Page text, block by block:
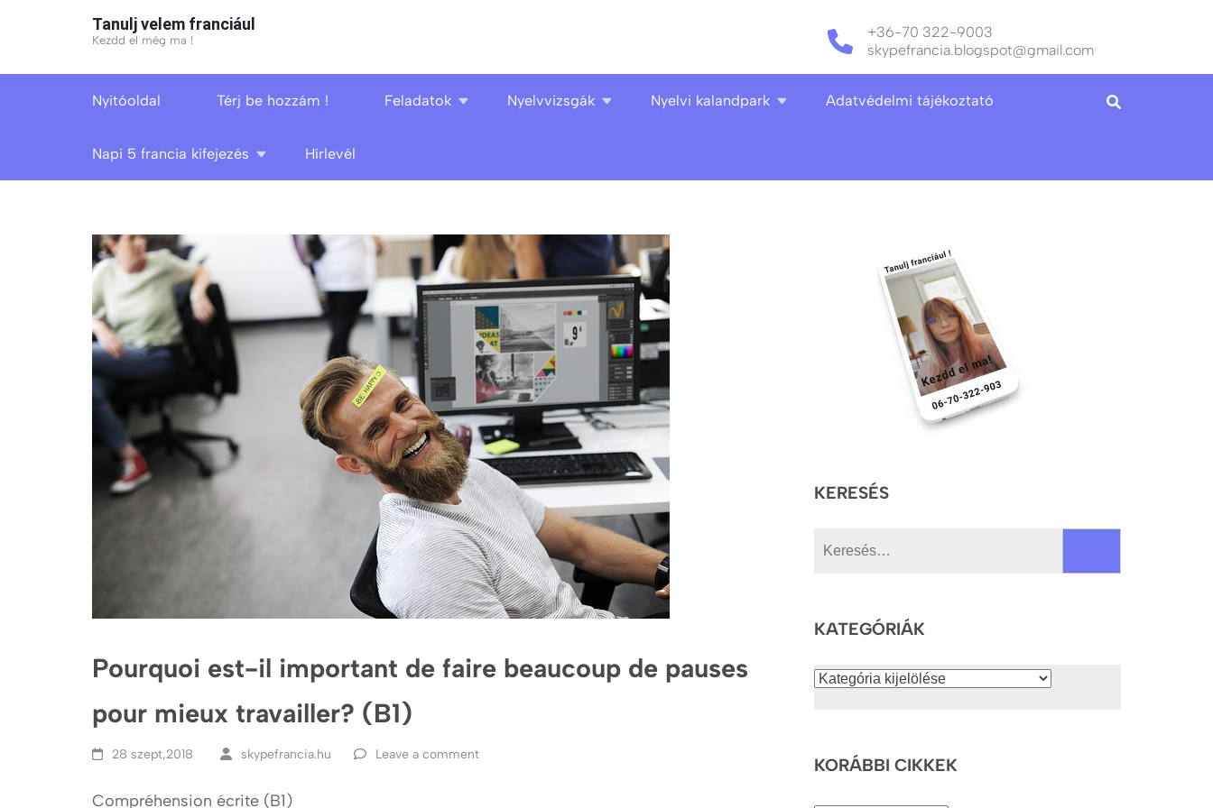
Tanulj velem franciául
Kezdd el még ma !
+36-70 322-9003
skypefrancia.blogspot@gmail.com
Nyitóoldal Térj be hozzám ! Feladatok Nyelvvizsgák Nyelvi kalandpark Adatvédelmi tájékoztató
Napi 5 francia kifejezés Hírlevél
Pourquoi est-il important de faire beaucoup de pauses
pour mieux travailler? (B1)
28 szept,2018 skypefrancia.hu Leave a comment
Compréhension écrite (B1)
KERESÉS
KATEGÓRIÁK
Kategóriák
KORÁBBI CIKKEK